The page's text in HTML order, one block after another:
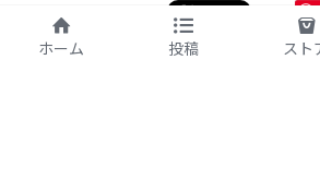
©2017 kibi inc.（株式会
ホーム 投稿 スト